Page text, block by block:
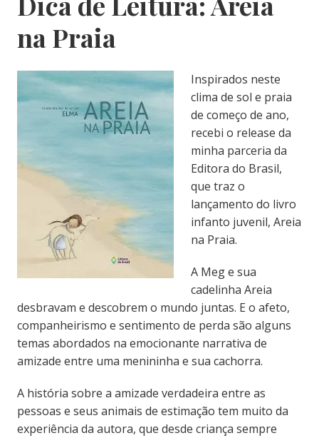
na Praia
Inspirados neste
clima de sol e praia
de começo de ano,
recebi o release da
minha parceria da
Editora do Brasil,
que traz o
lançamento do livro
infanto juvenil, Areia
na Praia.
A Meg e sua
cadelinha Areia
desbravam e descobrem o mundo juntas. E o afeto,
companheirismo e sentimento de perda são alguns
temas abordados na emocionante narrativa de
amizade entre uma menininha e sua cachorra.
A história sobre a amizade verdadeira entre as
pessoas e seus animais de estimação tem muito da
experiência da autora, que desde criança sempre